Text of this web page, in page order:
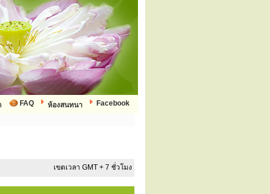
Facebook
ห้องสนทนา
FAQ
เขตเวลา GMT + 7 ชั่วโมง